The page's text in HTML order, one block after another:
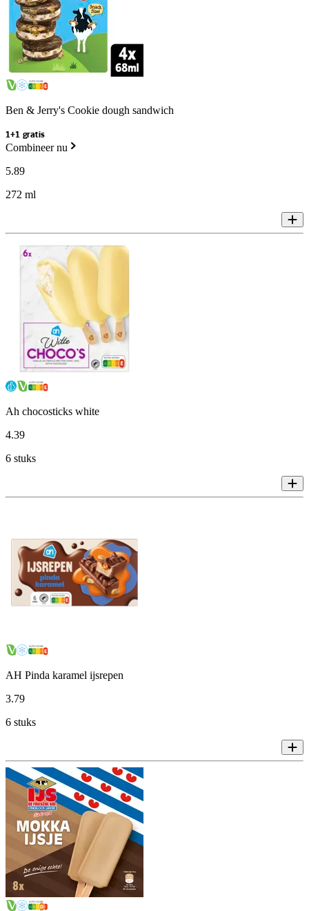
Ben & Jerry's Cookie dough sandwich
1+1 gratis
Combineer nu
5.89
272 ml
Ah chocosticks white
4.39
6 stuks
AH Pinda karamel ijsrepen
3.79
6 stuks